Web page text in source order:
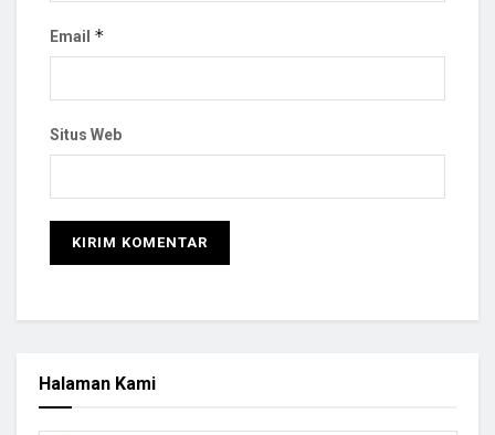
Email *
Situs Web
Halaman Kami